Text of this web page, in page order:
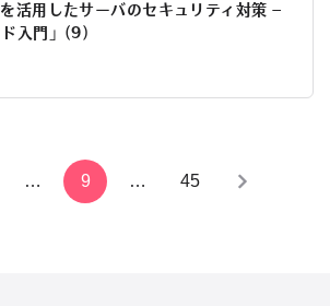
活用したサーバのセキュリティ対策 –
ド入門」(9)
… 9 … 45